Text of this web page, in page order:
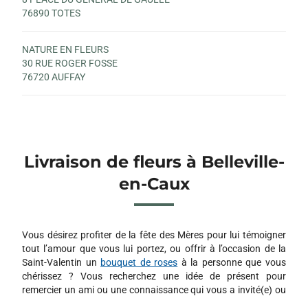
76890 TOTES
NATURE EN FLEURS
30 RUE ROGER FOSSE
76720 AUFFAY
Livraison de fleurs à Belleville-
en-Caux
Vous désirez profiter de la fête des Mères pour lui témoigner
tout l’amour que vous lui portez, ou offrir à l’occasion de la
Saint-Valentin un bouquet de roses à la personne que vous
chérissez ? Vous recherchez une idée de présent pour
remercier un ami ou une connaissance qui vous a invité(e) ou